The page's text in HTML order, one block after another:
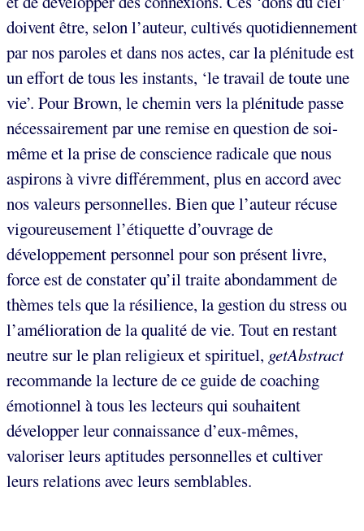
doivent être, selon l’auteur, cultivés quotidiennement
par nos paroles et dans nos actes, car la plénitude est
un effort de tous les instants, ‘le travail de toute une
vie’. Pour Brown, le chemin vers la plénitude passe
nécessairement par une remise en question de soi-
même et la prise de conscience radicale que nous
aspirons à vivre différemment, plus en accord avec
nos valeurs personnelles. Bien que l’auteur récuse
vigoureusement l’étiquette d’ouvrage de
développement personnel pour son présent livre,
force est de constater qu’il traite abondamment de
thèmes tels que la résilience, la gestion du stress ou
l’amélioration de la qualité de vie. Tout en restant
neutre sur le plan religieux et spirituel, getAbstract
recommande la lecture de ce guide de coaching
émotionnel à tous les lecteurs qui souhaitent
développer leur connaissance d’eux-mêmes,
valoriser leurs aptitudes personnelles et cultiver
leurs relations avec leurs semblables.